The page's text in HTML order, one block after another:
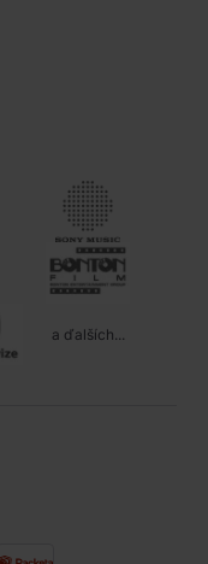
a ďalších...